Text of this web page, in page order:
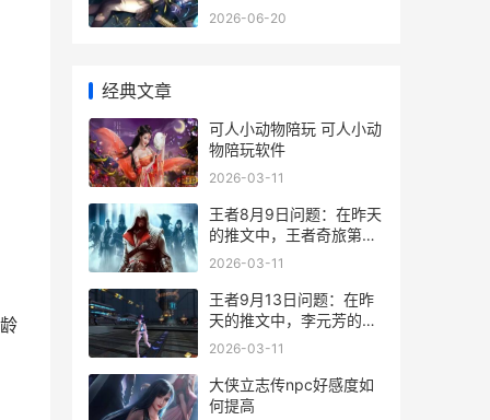
舟终末地下载入口
2026-06-20
经典文章
可人小动物陪玩 可人小动
物陪玩软件
2026-03-11
王者8月9日问题：在昨天
的推文中，王者奇旅第三
站叫啥子名字呢 王者8月
2026-03-11
王者9月13日问题：在昨
天的推文中，李元芳的新
皮肤叫啥子名字呢 王者9
2026-03-11
大侠立志传npc好感度如
何提高